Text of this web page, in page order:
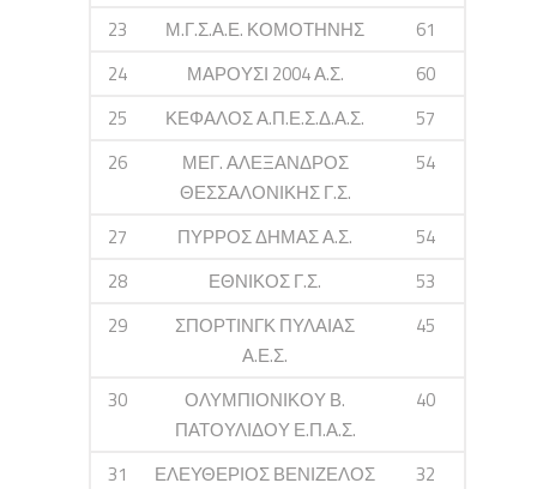
23 Μ.Γ.Σ.Α.Ε. ΚΟΜΟΤΗΝΗΣ
61
24
ΜΑΡΟΥΣΙ 2004 Α.Σ.
60
25
ΚΕΦΑΛΟΣ Α.Π.Ε.Σ.Δ.Α.Σ.
57
26
ΜΕΓ. ΑΛΕΞΑΝΔΡΟΣ
ΘΕΣΣΑΛΟΝΙΚΗΣ Γ.Σ.
54
27 ΠΥΡΡΟΣ ΔΗΜΑΣ Α.Σ.
54
28
ΕΘΝΙΚΟΣ Γ.Σ.
53
29
ΣΠΟΡΤΙΝΓΚ ΠΥΛΑΙΑΣ
Α.Ε.Σ.
45
30
ΟΛΥΜΠΙΟΝΙΚΟΥ Β.
ΠΑΤΟΥΛΙΔΟΥ Ε.Π.Α.Σ.
40
31
ΕΛΕΥΘΕΡΙΟΣ ΒΕΝΙΖΕΛΟΣ
32